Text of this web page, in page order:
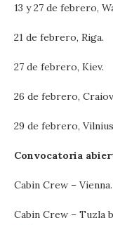
13 y 27 de febrero,
21 de febrero, Riga.
27 de febrero, Kiev.
26 de febrero,
29 de febrero,
Convocatoria
Cabin Crew – Vienna.
Cabin Crew – Tuzla